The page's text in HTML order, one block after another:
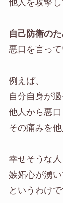
他人を攻撃し
自己防衛の
悪口を言って
例えば、
自分自身が
他人から悪口
その痛みを
幸せそうな人
嫉妬心が湧
というわけで